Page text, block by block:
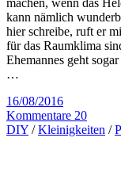
kann nämlich
hier schreibe, ruft er
für das Raumklima
Ehemannes geht
…
16/08/2016
Kommentare 20
DIY /Kleinigkeiten /